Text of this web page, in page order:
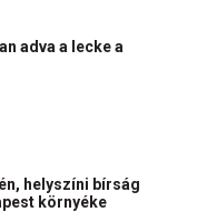
adva a lecke a
helyszíni bírság
környéke